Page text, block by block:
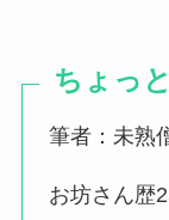
ちょっ
筆者：未熟
お坊さん歴